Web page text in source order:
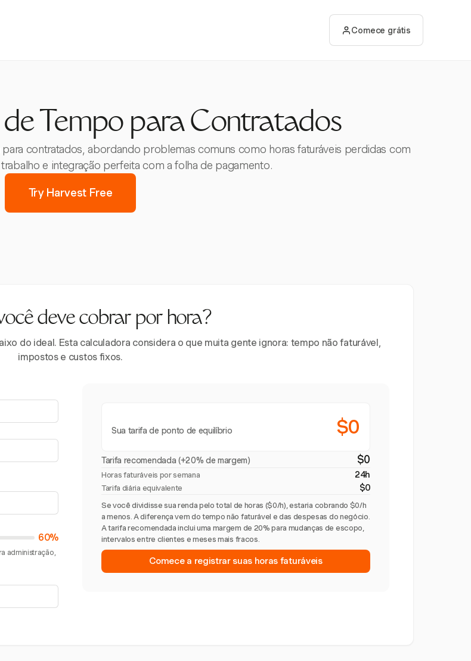
Comece grátis
Tempo para Contratados
contratados, abordando problemas comuns como horas faturáveis perdidas com
e integração perfeita com a folha de pagamento.
Try Harvest Free
deve cobrar por hora?
do ideal. Esta calculadora considera o que muita gente ignora: tempo não faturável,
impostos e custos fixos.
60%
administração,
Sua tarifa de ponto de equilíbrio $0
Tarifa recomendada (+20% de margem) $0
Horas faturáveis por semana 24h
Tarifa diária equivalente $0
Se você dividisse sua renda pelo total de horas ($0/h), estaria cobrando $0/h
a menos. A diferença vem do tempo não faturável e das despesas do negócio.
A tarifa recomendada inclui uma margem de 20% para mudanças de escopo,
intervalos entre clientes e meses mais fracos.
Comece a registrar suas horas faturáveis